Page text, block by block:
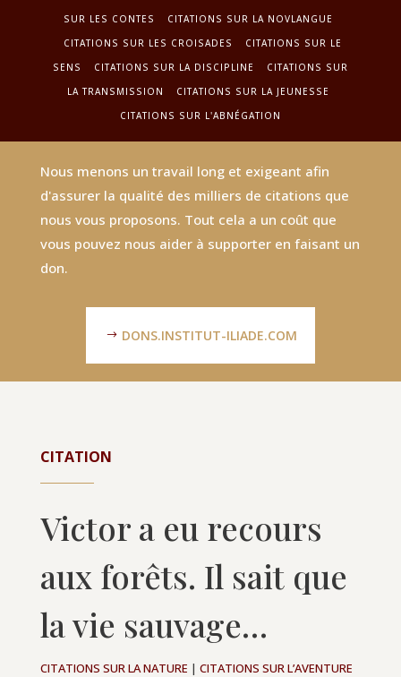
SUR LES CONTES
CITATIONS SUR LA NOVLANGUE
CITATIONS SUR LES CROISADES
CITATIONS SUR LE
SENS
CITATIONS SUR LA DISCIPLINE
CITATIONS SUR
LA TRANSMISSION
CITATIONS SUR LA JEUNESSE
CITATIONS SUR L'ABNÉGATION
Nous menons un travail long et exigeant afin
d'assurer la qualité des milliers de citations que
nous vous proposons. Tout cela a un coût que
vous pouvez nous aider à supporter en faisant un
don.
DONS.INSTITUT-ILIADE.COM
CITATION
Victor a eu recours
aux forêts. Il sait que
la vie sauvage…
CITATIONS SUR LA NATURE | CITATIONS SUR L’AVENTURE